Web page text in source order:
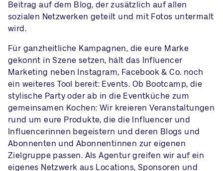
Beitrag auf dem Blog, der zusätzlich auf allen
sozialen Netzwerken geteilt und mit Fotos untermalt
wird.
Für ganzheitliche Kampagnen, die eure Marke
gekonnt in Szene setzen, hält das Influencer
Marketing neben Instagram, Facebook & Co. noch
ein weiteres Tool bereit: Events. Ob Bootcamp, die
stylische Party oder ab in die Eventküche zum
gemeinsamen Kochen: Wir kreieren Veranstaltungen
rund um eure Produkte, die die Influencer und
Influencerinnen begeistern und deren Blogs und
Abonnenten und Abonnentinnen zur eigenen
Zielgruppe passen. Als Agentur greifen wir auf ein
eigenes Netzwerk aus Locations, Sponsoren und